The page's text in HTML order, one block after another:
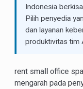
Indonesia
Pilih penyedia
dan layanan
produktivitas tim
rent small office
mengarah pada